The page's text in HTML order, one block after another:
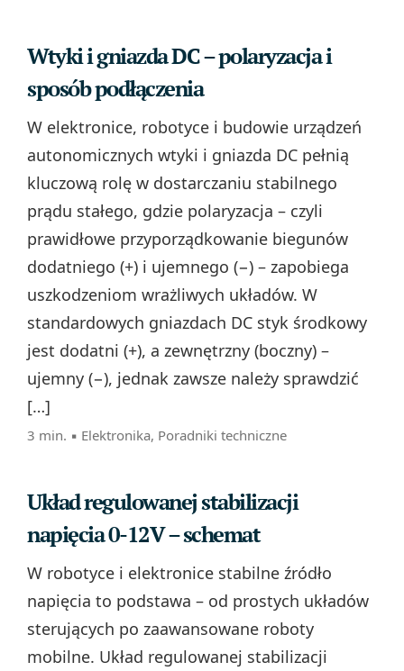
Wtyki i gniazda DC – polaryzacja i
sposób podłączenia
W elektronice, robotyce i budowie urządzeń
autonomicznych wtyki i gniazda DC pełnią
kluczową rolę w dostarczaniu stabilnego
prądu stałego, gdzie polaryzacja – czyli
prawidłowe przyporządkowanie biegunów
dodatniego (+) i ujemnego (−) – zapobiega
uszkodzeniom wrażliwych układów. W
standardowych gniazdach DC styk środkowy
jest dodatni (+), a zewnętrzny (boczny) –
ujemny (−), jednak zawsze należy sprawdzić
[…]
3 min. ▪ Elektronika, Poradniki techniczne
Układ regulowanej stabilizacji
napięcia 0-12V – schemat
W robotyce i elektronice stabilne źródło
napięcia to podstawa – od prostych układów
sterujących po zaawansowane roboty
mobilne. Układ regulowanej stabilizacji